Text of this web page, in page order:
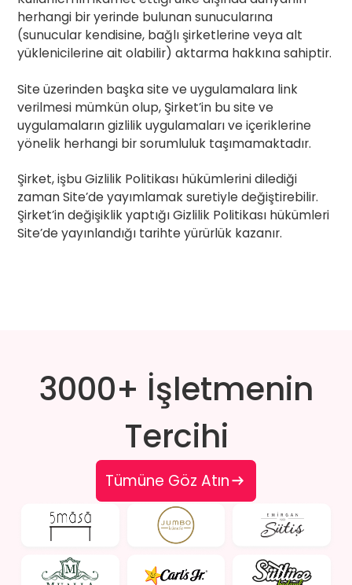
herhangi bir yerinde bulunan sunucularına
(sunucular kendisine, bağlı şirketlerine veya alt
yüklenicilerine ait olabilir) aktarma hakkına sahiptir.
Site üzerinden başka site ve uygulamalara link
verilmesi mümkün olup, Şirket’in bu site ve
uygulamaların gizlilik uygulamaları ve içeriklerine
yönelik herhangi bir sorumluluk taşımamaktadır.
Şirket, işbu Gizlilik Politikası hükümlerini dilediği
zaman Site’de yayımlamak suretiyle değiştirebilir.
Şirket’in değişiklik yaptığı Gizlilik Politikası hükümleri
Site’de yayınlandığı tarihte yürürlük kazanır.
3000+ İşletmenin
Tercihi
Tümüne Göz Atın